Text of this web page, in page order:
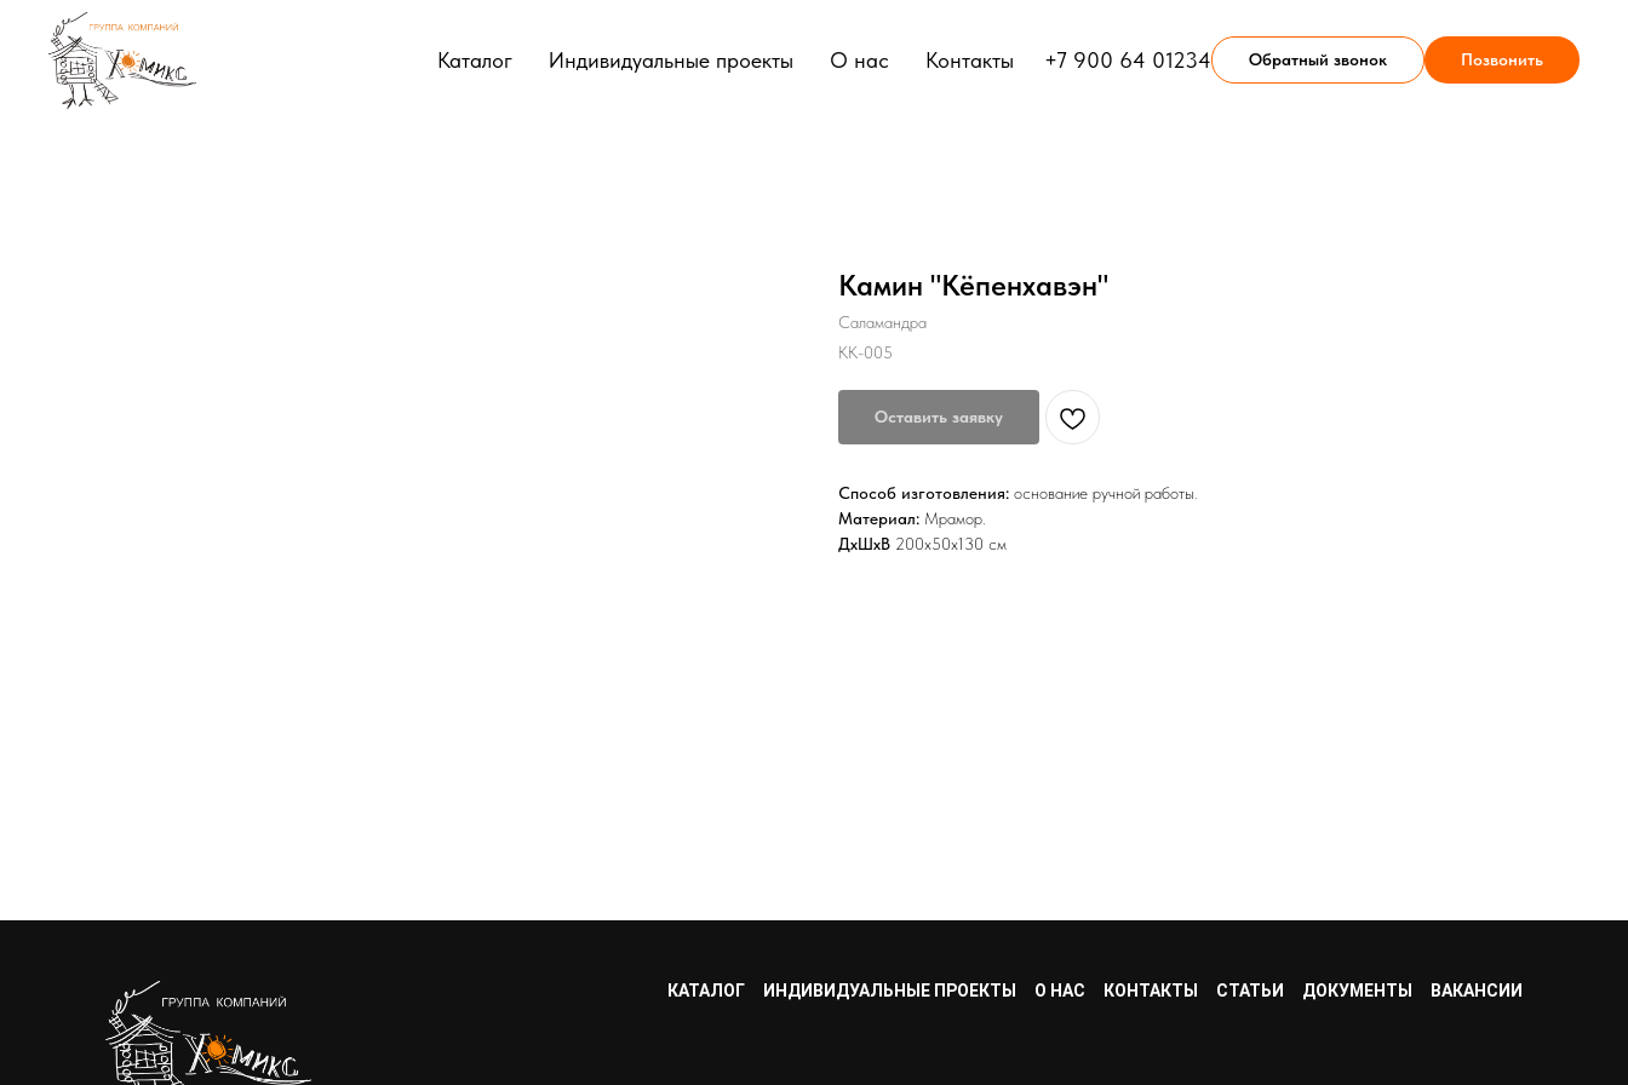
Каталог Индивидуальные проекты О нас Контакты +7 900 64 01234 Обратный звонок Позвонить
Камин "Кёпенхавэн"
Саламандра
КК-005
Оставить заявку
Способ изготовления: основание ручной работы.
Материал: Мрамор.
ДхШхВ 200х50х130 см
КАТАЛОГ ИНДИВИДУАЛЬНЫЕ ПРОЕКТЫ О НАС КОНТАКТЫ СТАТЬИ ДОКУМЕНТЫ ВАКАНСИИ